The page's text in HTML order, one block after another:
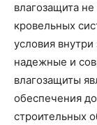
влагозащита
кровельных
условия
надежные и
влагозащиты
обеспечения
строительных